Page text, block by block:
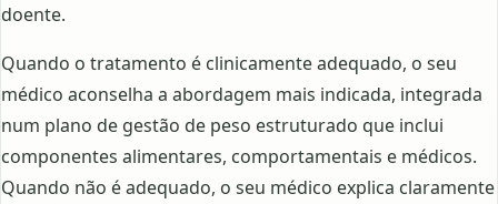
doente.
Quando o tratamento é clinicamente adequado, o seu
médico aconselha a abordagem mais indicada, integrada
num plano de gestão de peso estruturado que inclui
componentes alimentares, comportamentais e médicos.
Quando não é adequado, o seu médico explica claramente